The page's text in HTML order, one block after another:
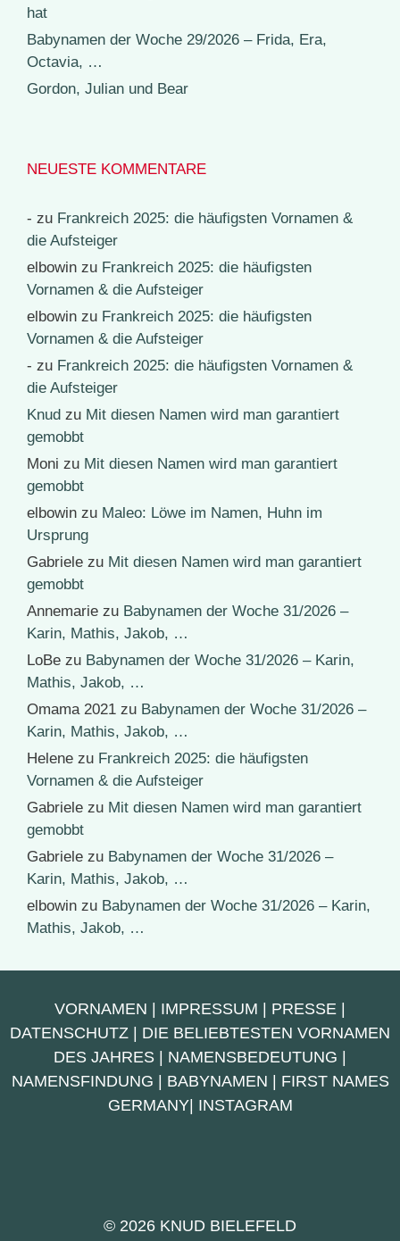
hat
Babynamen der Woche 29/2026 – Frida, Era,
Octavia, …
Gordon, Julian und Bear
NEUESTE KOMMENTARE
- zu Frankreich 2025: die häufigsten Vornamen &
die Aufsteiger
elbowin zu Frankreich 2025: die häufigsten
Vornamen & die Aufsteiger
elbowin zu Frankreich 2025: die häufigsten
Vornamen & die Aufsteiger
- zu Frankreich 2025: die häufigsten Vornamen &
die Aufsteiger
Knud zu Mit diesen Namen wird man garantiert
gemobbt
Moni zu Mit diesen Namen wird man garantiert
gemobbt
elbowin zu Maleo: Löwe im Namen, Huhn im
Ursprung
Gabriele zu Mit diesen Namen wird man garantiert
gemobbt
Annemarie zu Babynamen der Woche 31/2026 –
Karin, Mathis, Jakob, …
LoBe zu Babynamen der Woche 31/2026 – Karin,
Mathis, Jakob, …
Omama 2021 zu Babynamen der Woche 31/2026 –
Karin, Mathis, Jakob, …
Helene zu Frankreich 2025: die häufigsten
Vornamen & die Aufsteiger
Gabriele zu Mit diesen Namen wird man garantiert
gemobbt
Gabriele zu Babynamen der Woche 31/2026 –
Karin, Mathis, Jakob, …
elbowin zu Babynamen der Woche 31/2026 – Karin,
Mathis, Jakob, …
VORNAMEN | IMPRESSUM | PRESSE |
DATENSCHUTZ | DIE BELIEBTESTEN VORNAMEN
DES JAHRES | NAMENSBEDEUTUNG |
NAMENSFINDUNG | BABYNAMEN | FIRST NAMES
GERMANY| INSTAGRAM
© 2026 KNUD BIELEFELD